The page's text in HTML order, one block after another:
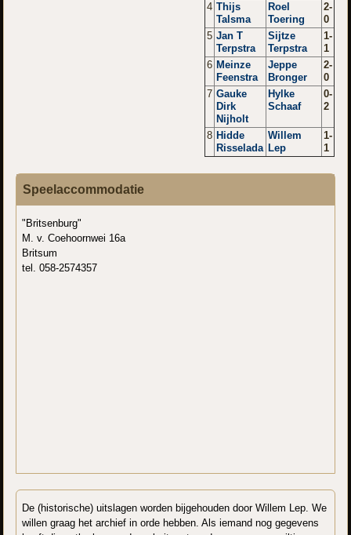
4 Thijs
Talsma
Roel
Toering
2-
0
5 Jan T
Terpstra
Sijtze
Terpstra
1-
1
6 Meinze
Feenstra
Jeppe
Bronger
2-
0
7 Gauke
Dirk
Nijholt
Hylke
Schaaf
0-
2
8 Hidde
Risselada
Willem
Lep
1-
1
Speelaccommodatie
"Britsenburg"
M. v. Coehoornwei 16a
Britsum
tel. 058-2574357
De (historische) uitslagen worden bijgehouden door Willem Lep. We
willen graag het archief in orde hebben. Als iemand nog gegevens